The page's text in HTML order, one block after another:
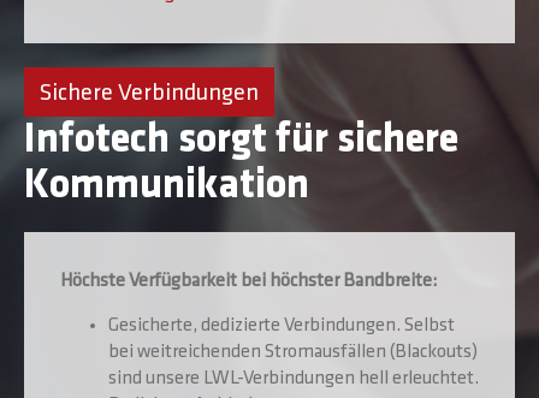
Sichere Verbindungen
Infotech sorgt für sichere
Kommunikation
Höchste Verfügbarkeit bei höchster Bandbreite:
Gesicherte, dedizierte Verbindungen. Selbst
bei weitreichenden Stromausfällen (Blackouts)
sind unsere LWL-Verbindungen hell erleuchtet.